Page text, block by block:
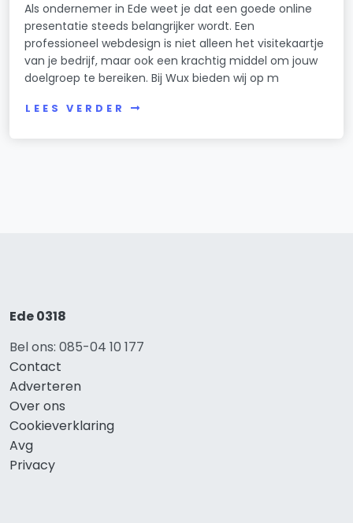
Als ondernemer in Ede weet je dat een goede online
presentatie steeds belangrijker wordt. Een
professioneel webdesign is niet alleen het visitekaartje
van je bedrijf, maar ook een krachtig middel om jouw
doelgroep te bereiken. Bij Wux bieden wij op m
LEES VERDER
Ede 0318
Bel ons: 085-04 10 177
Contact
Adverteren
Over ons
Cookieverklaring
Avg
Privacy